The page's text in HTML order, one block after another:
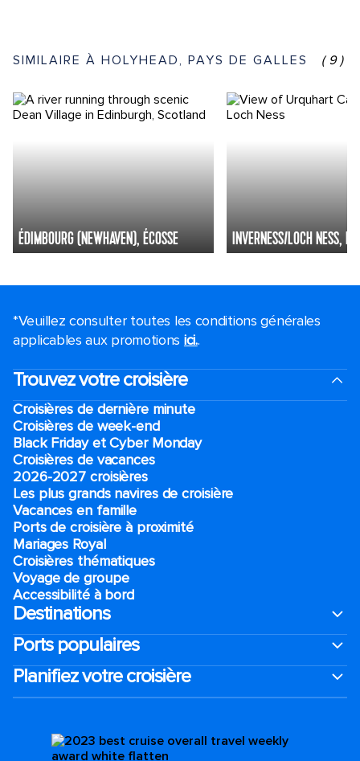
SIMILAIRE À HOLYHEAD, PAYS DE GALLES (9)
ÉDIMBOURG (NEWHAVEN), ÉCOSSE INVERNESS/LOCH NESS,
*Veuillez consulter toutes les conditions générales
applicables aux promotions ici..
Trouvez votre croisière
Croisières de dernière minute
Croisières de week-end
Black Friday et Cyber Monday
Croisières de vacances
2026-2027 croisières
Les plus grands navires de croisière
Vacances en famille
Ports de croisière à proximité
Mariages Royal
Croisières thématiques
Voyage de groupe​
Accessibilité à bord​
Destinations
Ports populaires
Planifiez votre croisière